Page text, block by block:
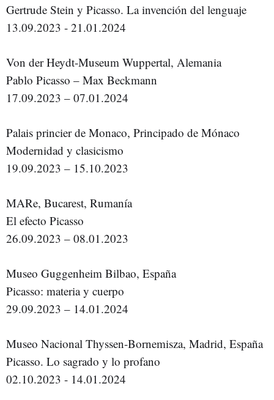
Gertrude Stein y Picasso. La invención del lenguaje
13.09.2023 - 21.01.2024
Von der Heydt-Museum Wuppertal, Alemania
Pablo Picasso – Max Beckmann
17.09.2023 – 07.01.2024
Palais princier de Monaco, Principado de Mónaco
Modernidad y clasicismo
19.09.2023 – 15.10.2023
MARe, Bucarest, Rumanía
El efecto Picasso
26.09.2023 – 08.01.2023
Museo Guggenheim Bilbao, España
Picasso: materia y cuerpo
29.09.2023 – 14.01.2024
Museo Nacional Thyssen-Bornemisza, Madrid, España
Picasso. Lo sagrado y lo profano
02.10.2023 - 14.01.2024